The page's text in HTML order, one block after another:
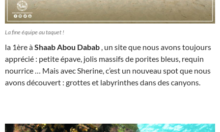
La fine équipe au taquet !
la 1ère àShaab Abou Dabab , un site que nous avons toujours
apprécié : petite épave, jolis massifs de porites bleus, requin
nourrice … Mais avec Sherine, c’est un nouveau spot que nous
avons découvert : grottes et labyrinthes dans des canyons.